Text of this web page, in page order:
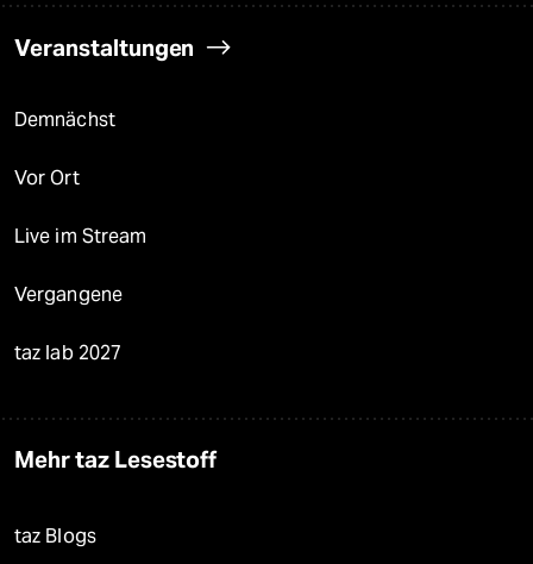
Veranstaltungen
Demnächst
Vor Ort
Live im Stream
Vergangene
taz lab 2027
Mehr taz Lesestoff
taz Blogs